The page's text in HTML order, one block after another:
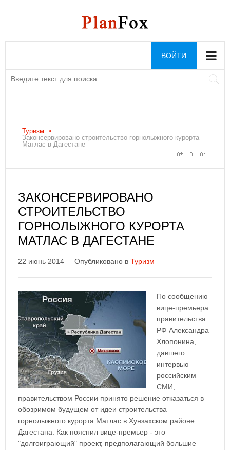
ВОЙТИ
Туризм
Законсервировано строительство горнолыжного курорта
Матлас в Дагестане
ЗАКОНСЕРВИРОВАНО
СТРОИТЕЛЬСТВО
ГОРНОЛЫЖНОГО КУРОРТА
МАТЛАС В ДАГЕСТАНЕ
22 июнь 2014 Опубликовано в Туризм
По сообщению
вице-премьера
правительства
РФ Александра
Хлопонина,
давшего
интервью
российским
СМИ,
правительством России принято решение отказаться в
обозримом будущем от идеи строительства
горнолыжного курорта Матлас в Хунзахском районе
Дагестана. Как пояснил вице-премьер - это
"долгоиграющий" проект, предполагающий большие